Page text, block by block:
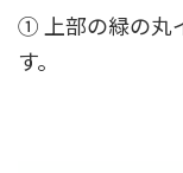
① 上部の緑の丸
す。